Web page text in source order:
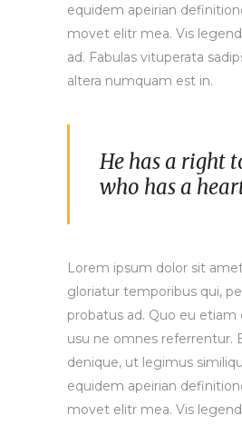
equidem apeirian
movet elitr mea. Vis
ad. Fabulas vituperata
altera numquam est in.
He has a right
who has a
Lorem ipsum dolor sit
gloriatur temporibus qui,
probatus ad. Quo eu etiam
usu ne omnes referrentur.
denique, ut legimus
equidem apeirian
movet elitr mea. Vis